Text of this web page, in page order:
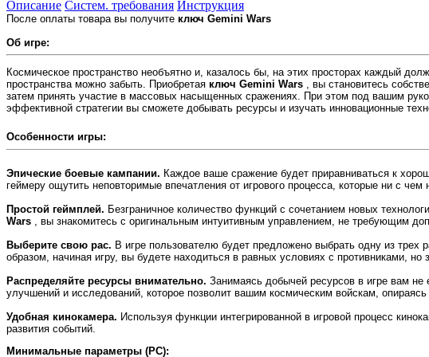
Описание Систем. требования Инструкция
После оплаты товара вы получите ключ Gemini Wars
Об игре:
Космическое пространство необъятно и, казалось бы, на этих просторах каждый
пространства можно забыть. Приобретая ключ Gemini Wars
, вы становитесь
затем принять участие в массовых насыщенных сражениях. При этом под вашим
эффективной стратегии вы сможете добывать ресурсы и изучать инновационные
Особенности игры:
Эпические боевые кампании. Каждое ваше сражение будет приравниваться к
геймеру ощутить неповторимые впечатления от игрового процесса, которые ни с чем
Простой геймплей. Безграничное количество функций с сочетанием новых
Wars
, вы знакомитесь с оригинальным интуитивным управлением, не требующим
Выберите свою рас. В игре пользователю будет предложено выбрать одну из
образом, начиная игру, вы будете находиться в равных условиях с противниками,
Распределяйте ресурсы внимательно. Занимаясь добычей ресурсов в игре вам
улучшений и исследований, которое позволит вашим космическим войскам,
Удобная кинокамера. Используя функции интегрированной в игровой процесс
развития событий.
Минимальные параметры (PC):